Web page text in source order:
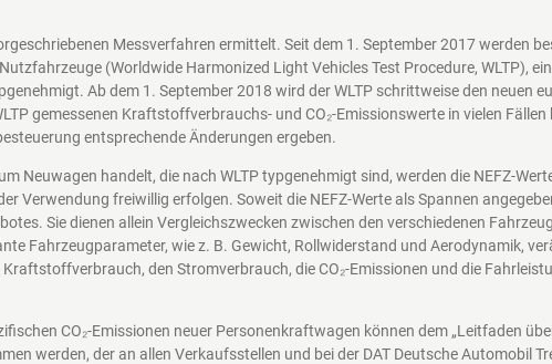
Messverfahren ermittelt. Seit dem 1. September 2017 werden
(Worldwide Harmonized Light Vehicles Test Procedure, WLTP),
Ab dem 1. September 2018 wird der WLTP schrittweise den neuen
gemessenen Kraftstoffverbrauchs- und CO₂-Emissionswerte in vielen
entsprechende Änderungen ergeben.
Neuwagen handelt, die nach WLTP typgenehmigt sind, werden die NEFZ-
Verwendung freiwillig erfolgen. Soweit die NEFZ-Werte als Spannen
Sie dienen allein Vergleichszwecken zwischen den verschiedenen
Fahrzeugparameter, wie z. B. Gewicht, Rollwiderstand und Aerodynamik,
den Stromverbrauch, die CO₂-Emissionen und die
CO₂-Emissionen neuer Personenkraftwagen können dem „Leitfaden
werden, der an allen Verkaufsstellen und bei der DAT Deutsche Automobil